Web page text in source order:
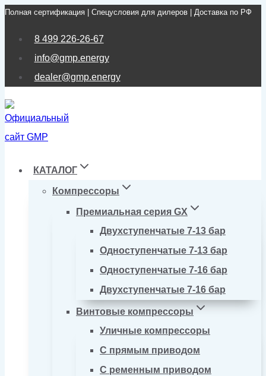
Перейти
Полная сертификация | Спецусловия для дилеров | Доставка по РФ
8 499 226-26-67
info@gmp.energy
dealer@gmp.energy
КАТАЛОГ
Компрессоры
Премиальная серия GX
Двухступенчатые 7-13 бар
Одноступенчатые 7-13 бар
Одноступенчатые 7-16 бар
Двухступенчатые 7-16 бар
Винтовые компрессоры
Уличные компрессоры
С прямым приводом
С ременным приводом